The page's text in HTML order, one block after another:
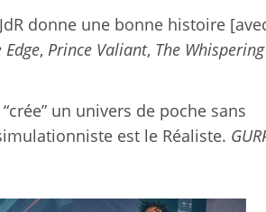
donne une bonne histoire
Edge, Prince Valiant, The
un univers de poche sans
est le Réaliste.